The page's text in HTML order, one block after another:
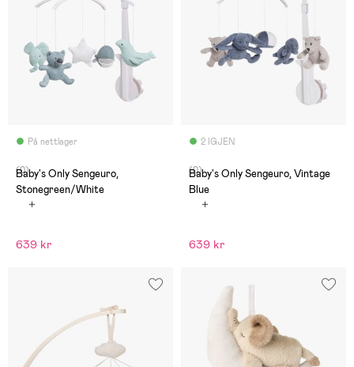
På nettlager
(0)
Baby's Only Sengeuro,
Stonegreen/White
639 kr
2 IGJEN
(0)
Baby's Only Sengeuro, Vintage
Blue
639 kr